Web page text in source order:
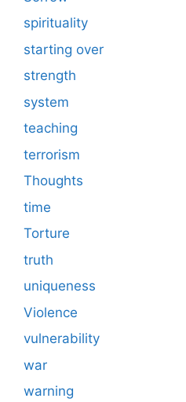
spirituality
starting over
strength
system
teaching
terrorism
Thoughts
time
Torture
truth
uniqueness
Violence
vulnerability
war
warning